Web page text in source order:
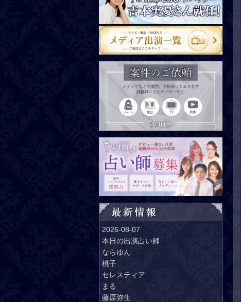
2026-08-07
本日の出演占い師
ならゆん
桃子
セレスティア
まる
藤原弥生